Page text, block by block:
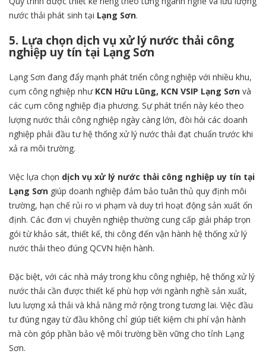
nước thải phát sinh tại Lạng Sơn.
5. Lựa chọn dịch vụ xử lý nước thải công
nghiệp uy tín tại Lạng Sơn
Lạng Sơn đang đẩy mạnh phát triển công nghiệp với nhiều khu,
cụm công nghiệp như KCN Hữu Lũng, KCN VSIP Lạng Sơn và
các cụm công nghiệp địa phương. Sự phát triển này kéo theo
lượng nước thải công nghiệp ngày càng lớn, đòi hỏi các doanh
nghiệp phải đầu tư hệ thống xử lý nước thải đạt chuẩn trước khi
xả ra môi trường.
Việc lựa chọn dịch vụ xử lý nước thải công nghiệp uy tín tại
Lạng Sơn giúp doanh nghiệp đảm bảo tuân thủ quy định môi
trường, hạn chế rủi ro vi phạm và duy trì hoạt động sản xuất ổn
định. Các đơn vị chuyên nghiệp thường cung cấp giải pháp trọn
gói từ khảo sát, thiết kế, thi công đến vận hành hệ thống xử lý
nước thải theo đúng QCVN hiện hành.
Đặc biệt, với các nhà máy trong khu công nghiệp, hệ thống xử lý
nước thải cần được thiết kế phù hợp với ngành nghề sản xuất,
lưu lượng xả thải và khả năng mở rộng trong tương lai. Việc đầu
tư đúng ngay từ đầu không chỉ giúp tiết kiệm chi phí vận hành
mà còn góp phần bảo vệ môi trường bền vững cho tỉnh Lạng
Sơn.